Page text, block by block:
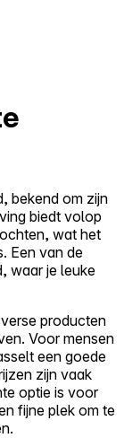
bekend om zijn
biedt volop
wat het
Een van de
waar je leuke
producten
Voor mensen
een goede
zijn vaak
optie is voor
fijne plek om te